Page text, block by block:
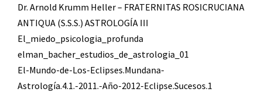
Dr. Arnold Krumm Heller – FRATERNITAS ROSICRUCIANA
ANTIQUA (S.S.S.) ASTROLOGÍA III
El_miedo_psicologia_profunda
elman_bacher_estudios_de_astrologia_01
El-Mundo-de-Los-Eclipses.Mundana-
Astrología.4.1.-2011.-Año-2012-Eclipse.Sucesos.1